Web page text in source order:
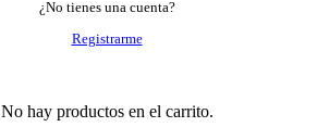
¿No tienes una cuenta?
Registrarme
No hay productos en el carrito.